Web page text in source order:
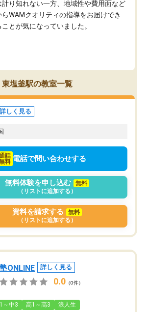
り知れない一方、地域性や費用面など
WAMクオリティの指導をお届けでき
とが気になっていました。
東塩釜駅の教室一覧
詳しく見る
話
料 電話で問い合わせする
無料体験を申し込む
無料
（リストに追加する）
資料を請求する
無料
（リストに追加する）
ONLINE 詳しく見る
0.0 （0件）
～中3 高1～高3 浪人生